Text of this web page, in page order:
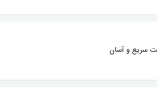
سریع و آسان